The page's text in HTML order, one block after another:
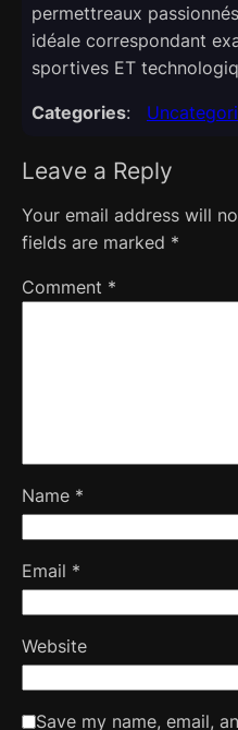
permettreaux
idéale correspondant
sportives ET
Categories:
Leave a Reply
Your email address will
fields are marked *
Comment *
Name *
Email *
Website
Save my name, email,